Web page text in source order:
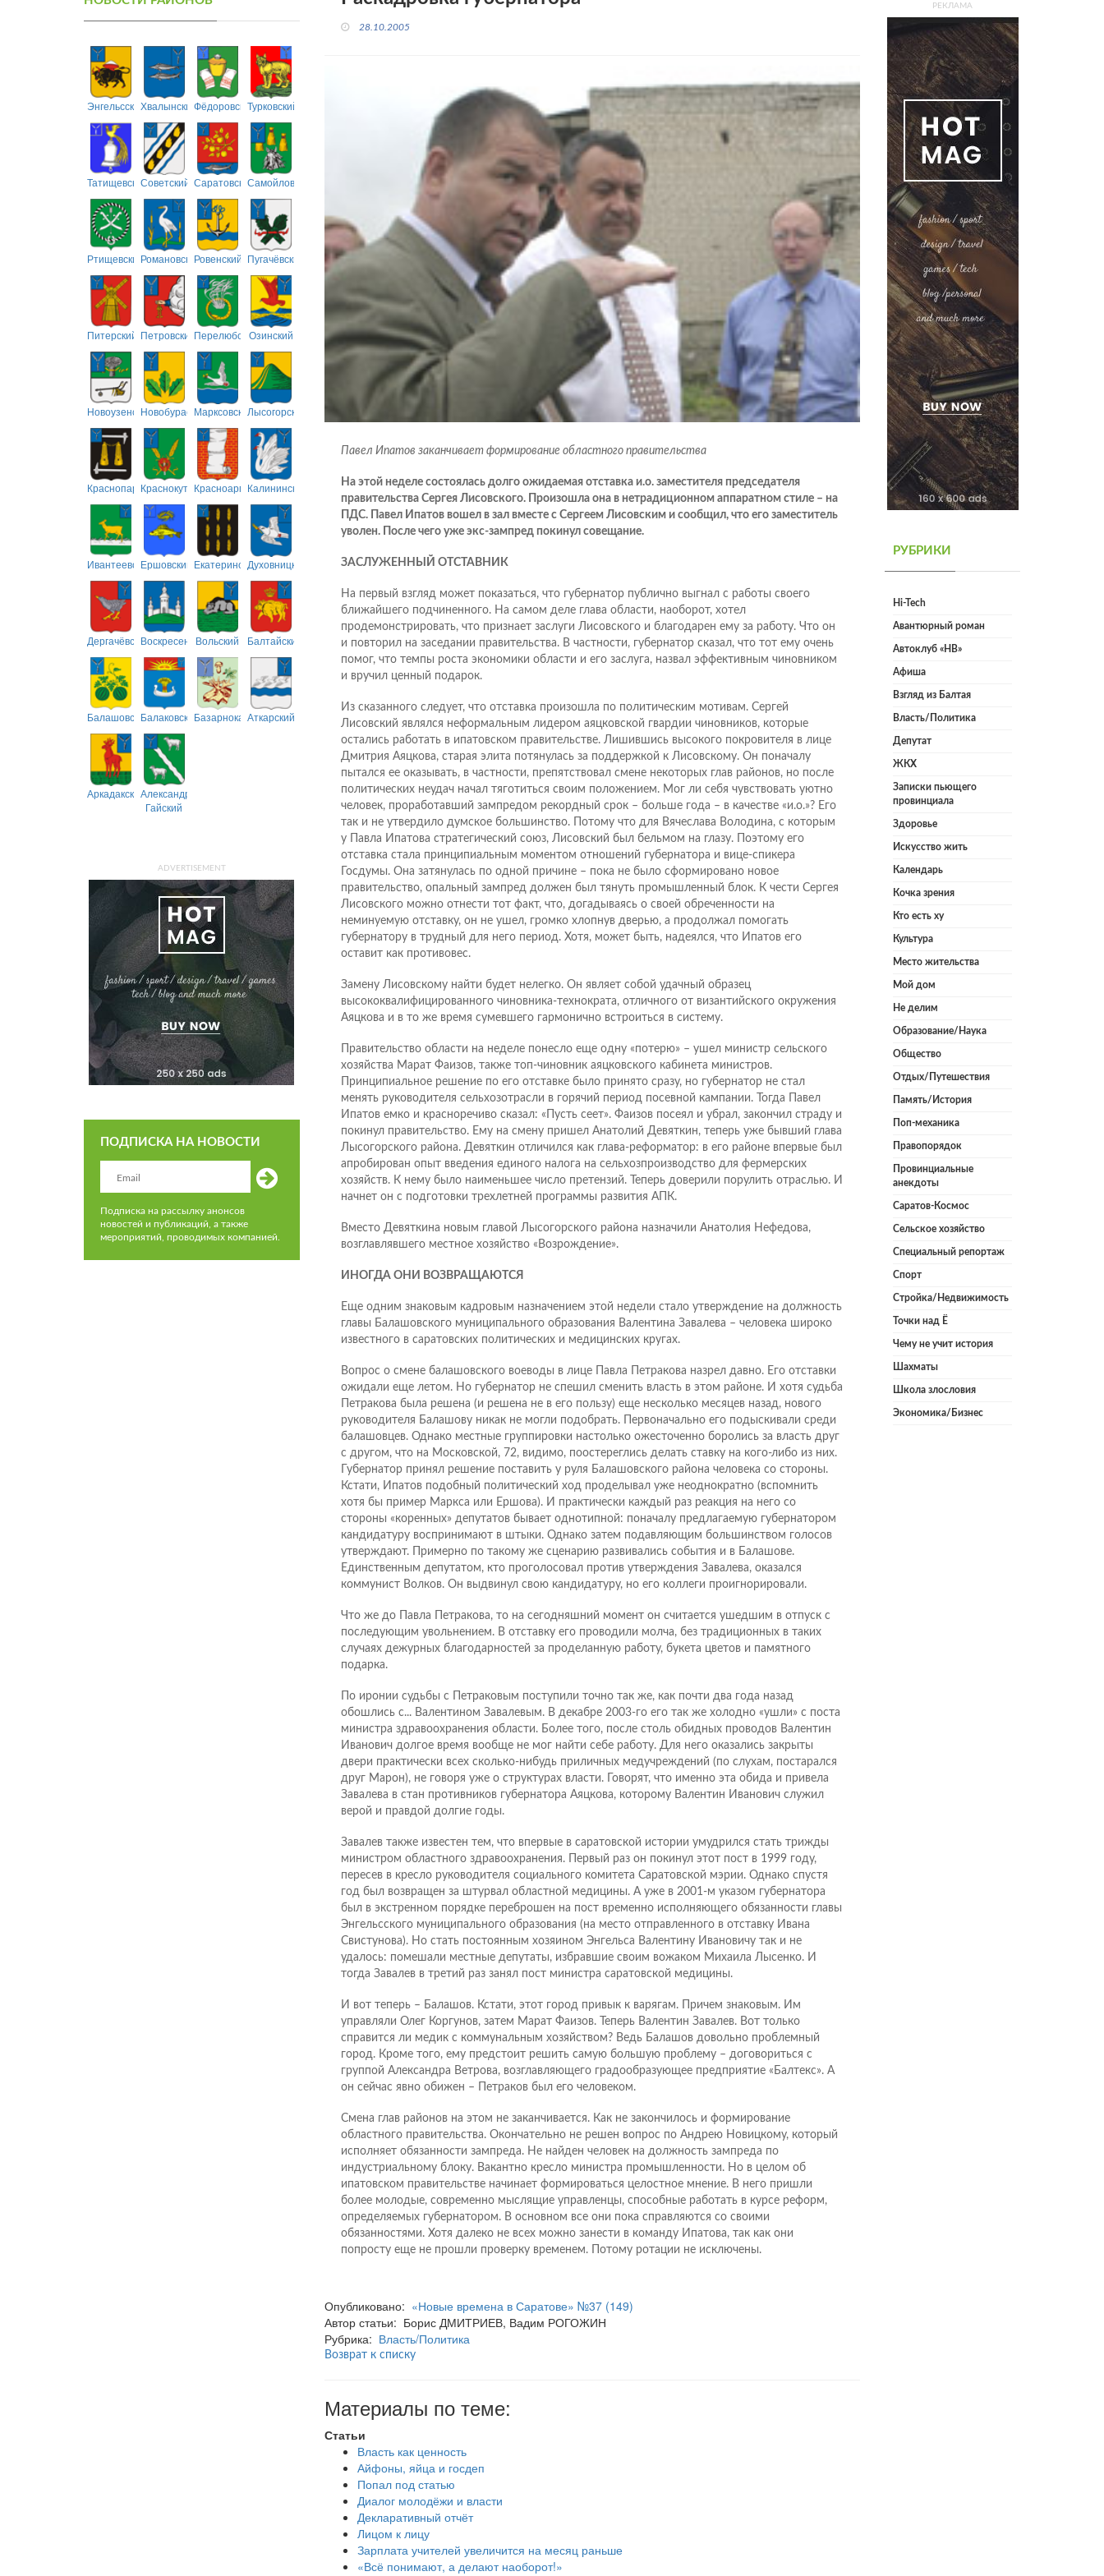
ЭнгельсскийХвалынскийФёдоровскийТурковский
ТатищевскийСоветский СаратовскийСамойловский
РтищевскийРомановскийРовенский Пугачёвский
Питерский ПетровскийПерелюбскийОзинский
НовоузенскийНовобурасскийМарксовскийЛысогорский
Краснопартизанский
КраснокутскийКрасноармейский
Калининский
ИвантеевскийЕршовский ЕкатериновскийДуховницкий
ДергачёвскийВоскресенскийВольский Балтайский
БалашовскийБалаковскийБазарнокарабулакский
Аткарский
АркадакскийАлександрово-
Гайский
ADVERTISEMENT
ПОДПИСКА НА НОВОСТИ
Подписка на рассылку анонсов
новостей и публикаций, а также
мероприятий, проводимых компанией.
28.10.2005
Павел Ипатов заканчивает формирование областного правительства
На этой неделе состоялась долго ожидаемая отставка и.о. заместителя председателя
правительства Сергея Лисовского. Произошла она в нетрадиционном аппаратном стиле – на
ПДС. Павел Ипатов вошел в зал вместе с Сергеем Лисовским и сообщил, что его заместитель
уволен. После чего уже экс-зампред покинул совещание.
ЗАСЛУЖЕННЫЙ ОТСТАВНИК
На первый взгляд может показаться, что губернатор публично выгнал с работы своего
ближайшего подчиненного. На самом деле глава области, наоборот, хотел
продемонстрировать, что признает заслуги Лисовского и благодарен ему за работу. Что он
и повторил на заседании правительства. В частности, губернатор сказал, что тот ему очень
помог, что темпы роста экономики области и его заслуга, назвал эффективным чиновником
и вручил ценный подарок.
Из сказанного следует, что отставка произошла по политическим мотивам. Сергей
Лисовский являлся неформальным лидером аяцковской гвардии чиновников, которые
остались работать в ипатовском правительстве. Лишившись высокого покровителя в лице
Дмитрия Аяцкова, старая элита потянулась за поддержкой к Лисовскому. Он поначалу
пытался ее оказывать, в частности, препятствовал смене некоторых глав районов, но после
политических неудач начал тяготиться своим положением. Мог ли себя чувствовать уютно
человек, проработавший зампредом рекордный срок – больше года – в качестве «и.о.»? Его
так и не утвердило думское большинство. Потому что для Вячеслава Володина, с которым
у Павла Ипатова стратегический союз, Лисовский был бельмом на глазу. Поэтому его
отставка стала принципиальным моментом отношений губернатора и вице-спикера
Госдумы. Она затянулась по одной причине – пока не было сформировано новое
правительство, опальный зампред должен был тянуть промышленный блок. К чести Сергея
Лисовского можно отнести тот факт, что, догадываясь о своей обреченности на
неминуемую отставку, он не ушел, громко хлопнув дверью, а продолжал помогать
губернатору в трудный для него период. Хотя, может быть, надеялся, что Ипатов его
оставит как противовес.
Замену Лисовскому найти будет нелегко. Он являет собой удачный образец
высококвалифицированного чиновника-технократа, отличного от византийского окружения
Аяцкова и в то же время сумевшего гармонично встроиться в систему.
Правительство области на неделе понесло еще одну «потерю» – ушел министр сельского
хозяйства Марат Фаизов, также топ-чиновник аяцковского кабинета министров.
Принципиальное решение по его отставке было принято сразу, но губернатор не стал
менять руководителя сельхозотрасли в горячий период посевной кампании. Тогда Павел
Ипатов емко и красноречиво сказал: «Пусть сеет». Фаизов посеял и убрал, закончил страду и
покинул правительство. Ему на смену пришел Анатолий Девяткин, теперь уже бывший глава
Лысогорского района. Девяткин отличился как глава-реформатор: в его районе впервые был
апробирован опыт введения единого налога на сельхозпроизводство для фермерских
хозяйств. К нему было наименьшее число претензий. Теперь доверили порулить отраслью. И
начнет он с подготовки трехлетней программы развития АПК.
Вместо Девяткина новым главой Лысогорского района назначили Анатолия Нефедова,
возглавлявшего местное хозяйство «Возрождение».
ИНОГДА ОНИ ВОЗВРАЩАЮТСЯ
Еще одним знаковым кадровым назначением этой недели стало утверждение на должность
главы Балашовского муниципального образования Валентина Завалева – человека широко
известного в саратовских политических и медицинских кругах.
Вопрос о смене балашовского воеводы в лице Павла Петракова назрел давно. Его отставки
ожидали еще летом. Но губернатор не спешил сменить власть в этом районе. И хотя судьба
Петракова была решена (и решена не в его пользу) еще несколько месяцев назад, нового
руководителя Балашову никак не могли подобрать. Первоначально его подыскивали среди
балашовцев. Однако местные группировки настолько ожесточенно боролись за власть друг
с другом, что на Московской, 72, видимо, поостереглись делать ставку на кого-либо из них.
Губернатор принял решение поставить у руля Балашовского района человека со стороны.
Кстати, Ипатов подобный политический ход проделывал уже неоднократно (вспомнить
хотя бы пример Маркса или Ершова). И практически каждый раз реакция на него со
стороны «коренных» депутатов бывает однотипной: поначалу предлагаемую губернатором
кандидатуру воспринимают в штыки. Однако затем подавляющим большинством голосов
утверждают. Примерно по такому же сценарию развивались события и в Балашове.
Единственным депутатом, кто проголосовал против утверждения Завалева, оказался
коммунист Волков. Он выдвинул свою кандидатуру, но его коллеги проигнорировали.
Что же до Павла Петракова, то на сегодняшний момент он считается ушедшим в отпуск с
последующим увольнением. В отставку его проводили молча, без традиционных в таких
случаях дежурных благодарностей за проделанную работу, букета цветов и памятного
подарка.
По иронии судьбы с Петраковым поступили точно так же, как почти два года назад
обошлись с... Валентином Завалевым. В декабре 2003-го его так же холодно «ушли» с поста
министра здравоохранения области. Более того, после столь обидных проводов Валентин
Иванович долгое время вообще не мог найти себе работу. Для него оказались закрыты
двери практически всех сколько-нибудь приличных медучреждений (по слухам, постарался
друг Марон), не говоря уже о структурах власти. Говорят, что именно эта обида и привела
Завалева в стан противников губернатора Аяцкова, которому Валентин Иванович служил
верой и правдой долгие годы.
Завалев также известен тем, что впервые в саратовской истории умудрился стать трижды
министром областного здравоохранения. Первый раз он покинул этот пост в 1999 году,
пересев в кресло руководителя социального комитета Саратовской мэрии. Однако спустя
год был возвращен за штурвал областной медицины. А уже в 2001-м указом губернатора
был в экстренном порядке переброшен на пост временно исполняющего обязанности главы
Энгельсского муниципального образования (на место отправленного в отставку Ивана
Свистунова). Но стать постоянным хозяином Энгельса Валентину Ивановичу так и не
удалось: помешали местные депутаты, избравшие своим вожаком Михаила Лысенко. И
тогда Завалев в третий раз занял пост министра саратовской медицины.
И вот теперь – Балашов. Кстати, этот город привык к варягам. Причем знаковым. Им
управляли Олег Коргунов, затем Марат Фаизов. Теперь Валентин Завалев. Вот только
справится ли медик с коммунальным хозяйством? Ведь Балашов довольно проблемный
город. Кроме того, ему предстоит решить самую большую проблему – договориться с
группой Александра Ветрова, возглавляющего градообразующее предприятие «Балтекс». А
он сейчас явно обижен – Петраков был его человеком.
Смена глав районов на этом не заканчивается. Как не закончилось и формирование
областного правительства. Окончательно не решен вопрос по Андрею Новицкому, который
исполняет обязанности зампреда. Не найден человек на должность зампреда по
индустриальному блоку. Вакантно кресло министра промышленности. Но в целом об
ипатовском правительстве начинает формироваться целостное мнение. В него пришли
более молодые, современно мыслящие управленцы, способные работать в курсе реформ,
определяемых губернатором. В основном все они пока справляются со своими
обязанностями. Хотя далеко не всех можно занести в команду Ипатова, так как они
попросту еще не прошли проверку временем. Потому ротации не исключены.
Опубликовано: «Новые времена в Саратове» №37 (149)
Автор статьи: Борис ДМИТРИЕВ, Вадим РОГОЖИН
Рубрика: Власть/Политика
Возврат к списку
Материалы по теме:
Статьи
Власть как ценность
Айфоны, яйца и госдеп
Попал под статью
Диалог молодёжи и власти
Декларативный отчёт
Лицом к лицу
Зарплата учителей увеличится на месяц раньше
«Всё понимают, а делают наоборот!»
РЕКЛАМА
РУБРИКИ
Hi-Tech
Авантюрный роман
Автоклуб «НВ»
Афиша
Взгляд из Балтая
Власть/Политика
Депутат
ЖКХ
Записки пьющего
провинциала
Здоровье
Искусство жить
Календарь
Кочка зрения
Кто есть ху
Культура
Место жительства
Мой дом
Не делим
Образование/Наука
Общество
Отдых/Путешествия
Память/История
Поп-механика
Правопорядок
Провинциальные
анекдоты
Саратов-Космос
Сельское хозяйство
Специальный репортаж
Спорт
Стройка/Недвижимость
Точки над Ё
Чему не учит история
Шахматы
Школа злословия
Экономика/Бизнес